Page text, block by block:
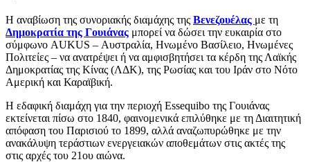
Η αναβίωση της συνοριακής διαμάχης της Βενεζουέλας με τη
Δημοκρατία της Γουιάνας μπορεί να δώσει την ευκαιρία στο
σύμφωνο AUKUS – Αυστραλία, Ηνωμένο Βασίλειο, Ηνωμένες
Πολιτείες – να ανατρέψει ή να αμφισβητήσει τα κέρδη της Λαϊκής
Δημοκρατίας της Κίνας (ΛΔΚ), της Ρωσίας και του Ιράν στο Νότο
Αμερική και Καραϊβική.
Η εδαφική διαμάχη για την περιοχή Essequibo της Γουιάνας
εκτείνεται πίσω στο 1840, φαινομενικά επιλύθηκε με τη Διαιτητική
απόφαση του Παρισιού το 1899, αλλά αναζωπυρώθηκε με την
ανακάλυψη τεράστιων ενεργειακών αποθεμάτων στις ακτές της
στις αρχές του 21ου αιώνα.